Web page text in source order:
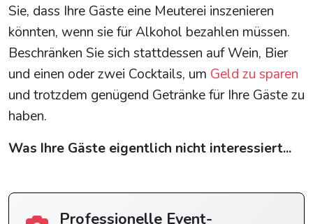
Sie, dass Ihre Gäste eine Meuterei inszenieren
könnten, wenn sie für Alkohol bezahlen müssen.
Beschränken Sie sich stattdessen auf Wein, Bier
und einen oder zwei Cocktails, um Geld zu sparen
und trotzdem genügend Getränke für Ihre Gäste zu
haben.
Was Ihre Gäste eigentlich nicht interessiert...
Professionelle Event-